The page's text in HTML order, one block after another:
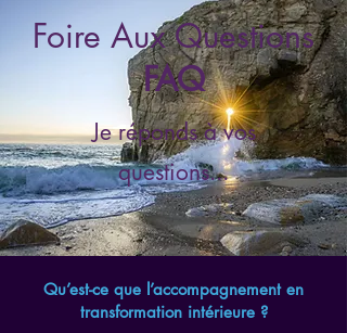
Foire Aux Questions
FAQ
Je réponds à vos
questions...
Qu’est-ce que l’accompagnement en
transformation intérieure ?